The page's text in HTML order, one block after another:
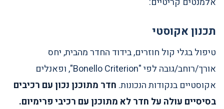
תכנון אקוסטי
טיפול בגלי קול חוזרים, בידוד החדר מהבית, יחס
אורך/רוחב/גובה לפי "Bonello Criterion", ופאנלים
אקוסטיים בנקודות הנכונות. חדר מתוכנן נכון עם רכיבים
בסיסיים עולה על חדר לא מתוכנן עם רכיבי פרימיום.